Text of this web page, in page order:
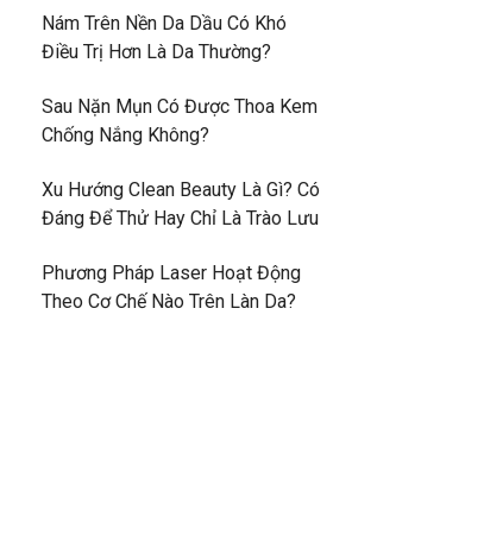
Nám Trên Nền Da Dầu Có Khó
Điều Trị Hơn Là Da Thường?
Sau Nặn Mụn Có Được Thoa Kem
Chống Nắng Không?
Xu Hướng Clean Beauty Là Gì? Có
Đáng Để Thử Hay Chỉ Là Trào Lưu
Phương Pháp Laser Hoạt Động
Theo Cơ Chế Nào Trên Làn Da?